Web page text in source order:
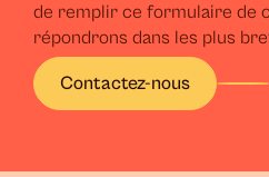
de remplir ce formulaire de
répondrons dans les plus
Contactez-nous